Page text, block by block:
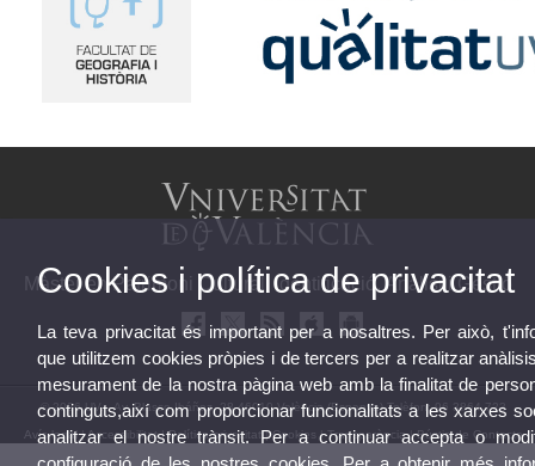
Màster en Patrimoni Cultural: Identificació, Anàlisi i Gestió
© 2026 UV. - Av. Blasco Ibáñez, 28 46010 València (Espanya) Telèfon: 96 3864 723
Avís legal|Accessibilitat|Política privacitat|Cookies |Transparència|Bústia de Contacte
Cookies i política de privacitat
La teva privacitat és important per a nosaltres. Per això,
que utilitzem cookies pròpies i de tercers per a realitzar
mesurament de la nostra pàgina web amb la finalitat de
continguts,així com proporcionar funcionalitats a les xarxes
analitzar el nostre trànsit. Per a continuar accepta o